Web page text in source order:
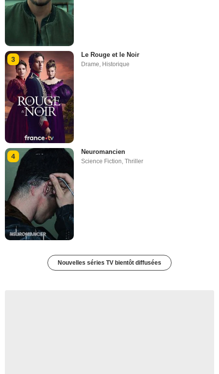
3
Le Rouge et le Noir
Drame Historique
4
Neuromancien
Science Fiction,Thriller
Nouvelles séries TV bientôt diffusées